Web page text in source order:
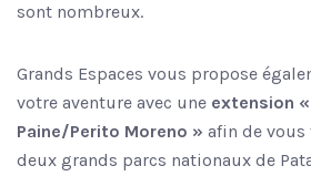
sont nombreux.
Grands Espaces vous propose
votre aventure avec une extension
Paine/Perito Moreno » afin de
deux grands parcs nationaux de